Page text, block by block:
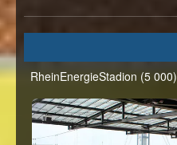
RheinEnergieStadion (5 000)